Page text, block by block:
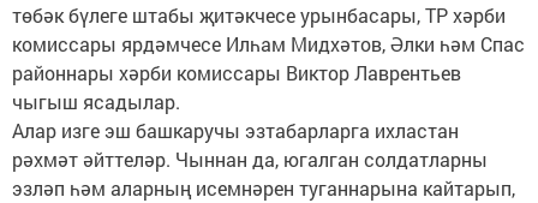
төбәк бүлеге штабы җитәкчесе урынбасары, ТР хәрби
комиссары ярдәмчесе Илһам Мидхәтов, Әлки һәм Спас
районнары хәрби комиссары Виктор Лаврентьев
чыгыш ясадылар.
Алар изге эш башкаручы эзтабарларга ихластан
рәхмәт әйттеләр. Чыннан да, югалган солдатларны
эзләп һәм аларның исемнәрен туганнарына кайтарып,